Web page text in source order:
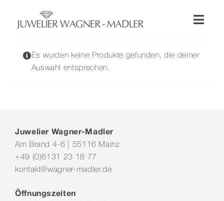
springen
Wellendorff
Es wurden keine Produkte gefunden, die deiner
Auswahl entsprechen.
Juwelier Wagner-Madler
Am Brand 4-6 | 55116 Mainz
+49 (0)6131 23 18 77
kontakt@wagner-madler.de
Öffnungszeiten